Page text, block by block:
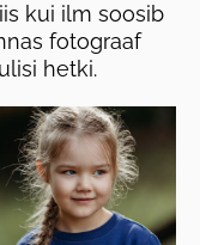
kui ilm soosib
fotograaf
hetki.